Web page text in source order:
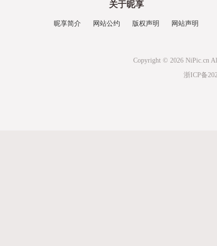
关于昵享
昵享简介 网站公约 版权声明 网站声明
Copyright © 2026 NiPic.cn
浙ICP备